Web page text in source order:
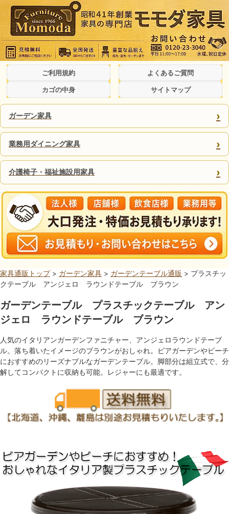
ご利用規約 よくあるご質問
カゴの中身 サイトマップ
ガーデン家具 ›
業務用ダイニング家具 ›
介護椅子・福祉施設用家具 ›
家具通販トップ> ガーデン家具 > ガーデンテーブル通販 > プラスチッ
クテーブル アンジェロ ラウンドテーブル ブラウン
ガーデンテーブル プラスチックテーブル アン
ジェロ ラウンドテーブル ブラウン
人気のイタリアンガーデンファニチャー、アンジェロラウンドテーブ
ル。落ち着いたイメージのブラウンがおしゃれ。ビアガーデンやビーチ
におすすめのリーズナブルなガーデンテーブル。脚部分は組立式で、分
解してコンパクトに収納も可能。レジャーにも最適です。